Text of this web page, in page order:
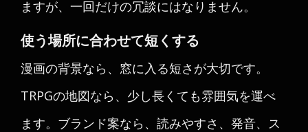
ますが、一回だけの冗談にはなりません。
使う場所に合わせて短くする
漫画の背景なら、窓に入る短さが大切です。
TRPGの地図なら、少し長くても雰囲気を運べ
ます。ブランド案なら、読みやすさ、発音、ス